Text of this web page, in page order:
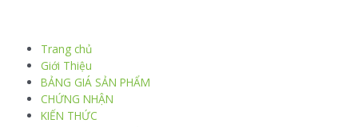
Trang chủ
Giới Thiệu
BẢNG GIÁ SẢN PHẨM
CHỨNG NHẬN
KIẾN THỨC